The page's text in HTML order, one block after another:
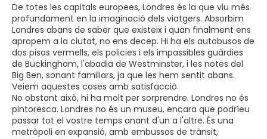
De totes les capitals europees, Londres és la que viu més
profundament en la imaginació dels viatgers. Absorbim
Londres abans de saber que existeix i quan finalment ens
apropem a la ciutat, no ens decep. Hi ha els autobusos de
dos pisos vermells, els policies i els impassibles guàrdies
de Buckingham, l'abadia de Westminster, i les notes del
Big Ben, sonant familiars, ja que les hem sentit abans.
Veiem aquestes coses amb satisfacció.
No obstant això, hi ha molt per sorprendre. Londres no és
pintoresca. Londres no és un museu, encara que podríeu
passar tot el vostre temps anant d'un a l'altre. És una
metròpoli en expansió, amb embussos de trànsit,